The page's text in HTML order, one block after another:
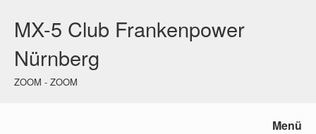
MX-5 Club Frankenpower
Nürnberg
ZOOM - ZOOM
Menü